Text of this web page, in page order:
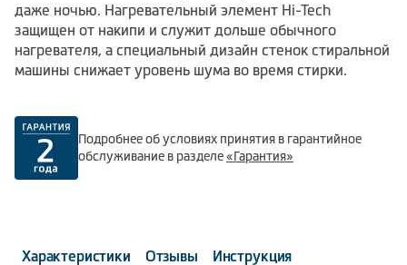
даже ночью. Нагревательный элемент Hi-Tech
защищен от накипи и служит дольше обычного
нагревателя, а специальный дизайн стенок стиральной
машины снижает уровень шума во время стирки.
Подробнее об условиях принятия в гарантийное
обслуживание в разделе«Гарантия»
Характеристики Отзывы Инструкция